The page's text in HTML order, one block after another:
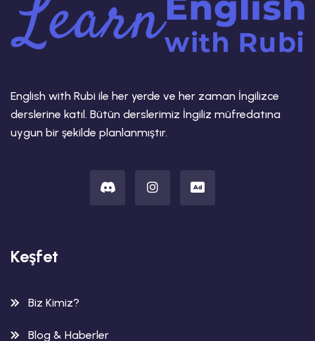
English with Rubi ile her yerde ve her zaman İngilizce
derslerine katıl. Bütün derslerimiz İngiliz müfredatına
uygun bir şekilde planlanmıştır.
Keşfet
Biz Kimiz?
Blog & Haberler